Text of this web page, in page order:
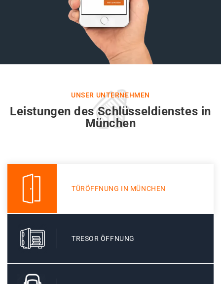
UNSER UNTERNEHMEN
Leistungen des Schlüsseldienstes in
München
TÜRÖFFNUNG IN MÜNCHEN
TRESOR ÖFFNUNG